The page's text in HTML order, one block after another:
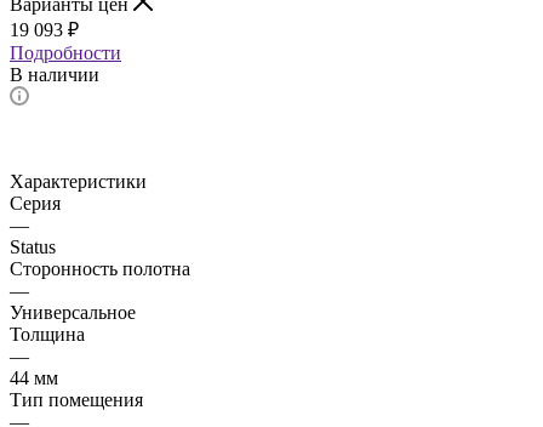
19 093 ₽
Подробности
В наличии
Характеристики
Серия
—
Status
Сторонность полотна
—
Универсальное
Толщина
—
44 мм
Тип помещения
—